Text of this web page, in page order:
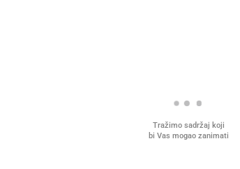
Tražimo sadržaj koji
bi Vas mogao zanimati